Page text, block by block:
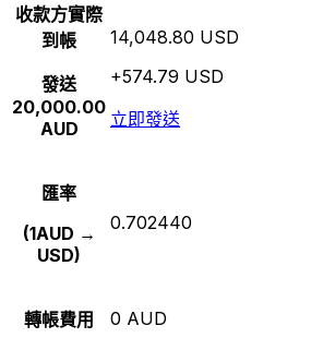
收款方實際
到帳
發送
20,000.00
AUD
14,048.80 USD
+574.79 USD
立即發送
匯率
(1AUD →
USD)
0.702440
轉帳費用 0 AUD